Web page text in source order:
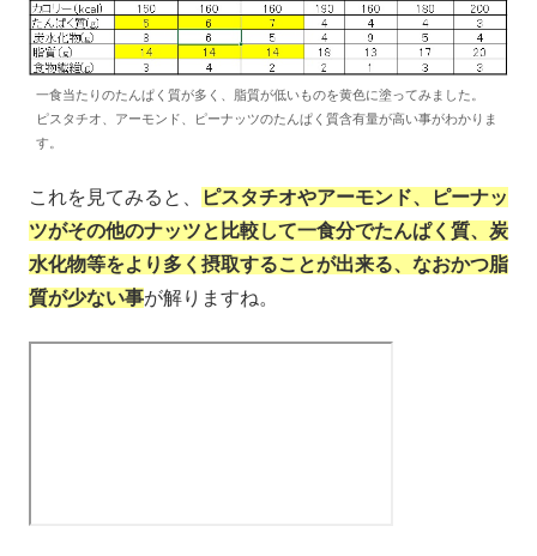
一食当たりのたんぱく質が多く、脂質が低いものを黄色に塗ってみました。
ピスタチオ、アーモンド、ピーナッツのたんぱく質含有量が高い事がわかりま
す。
これを見てみると、
ピスタチオやアーモンド、ピーナッ
ツがその他のナッツと比較して一食分でたんぱく質、炭
水化物等をより多く摂取することが出来る、なおかつ脂
質が少ない事が解りますね。